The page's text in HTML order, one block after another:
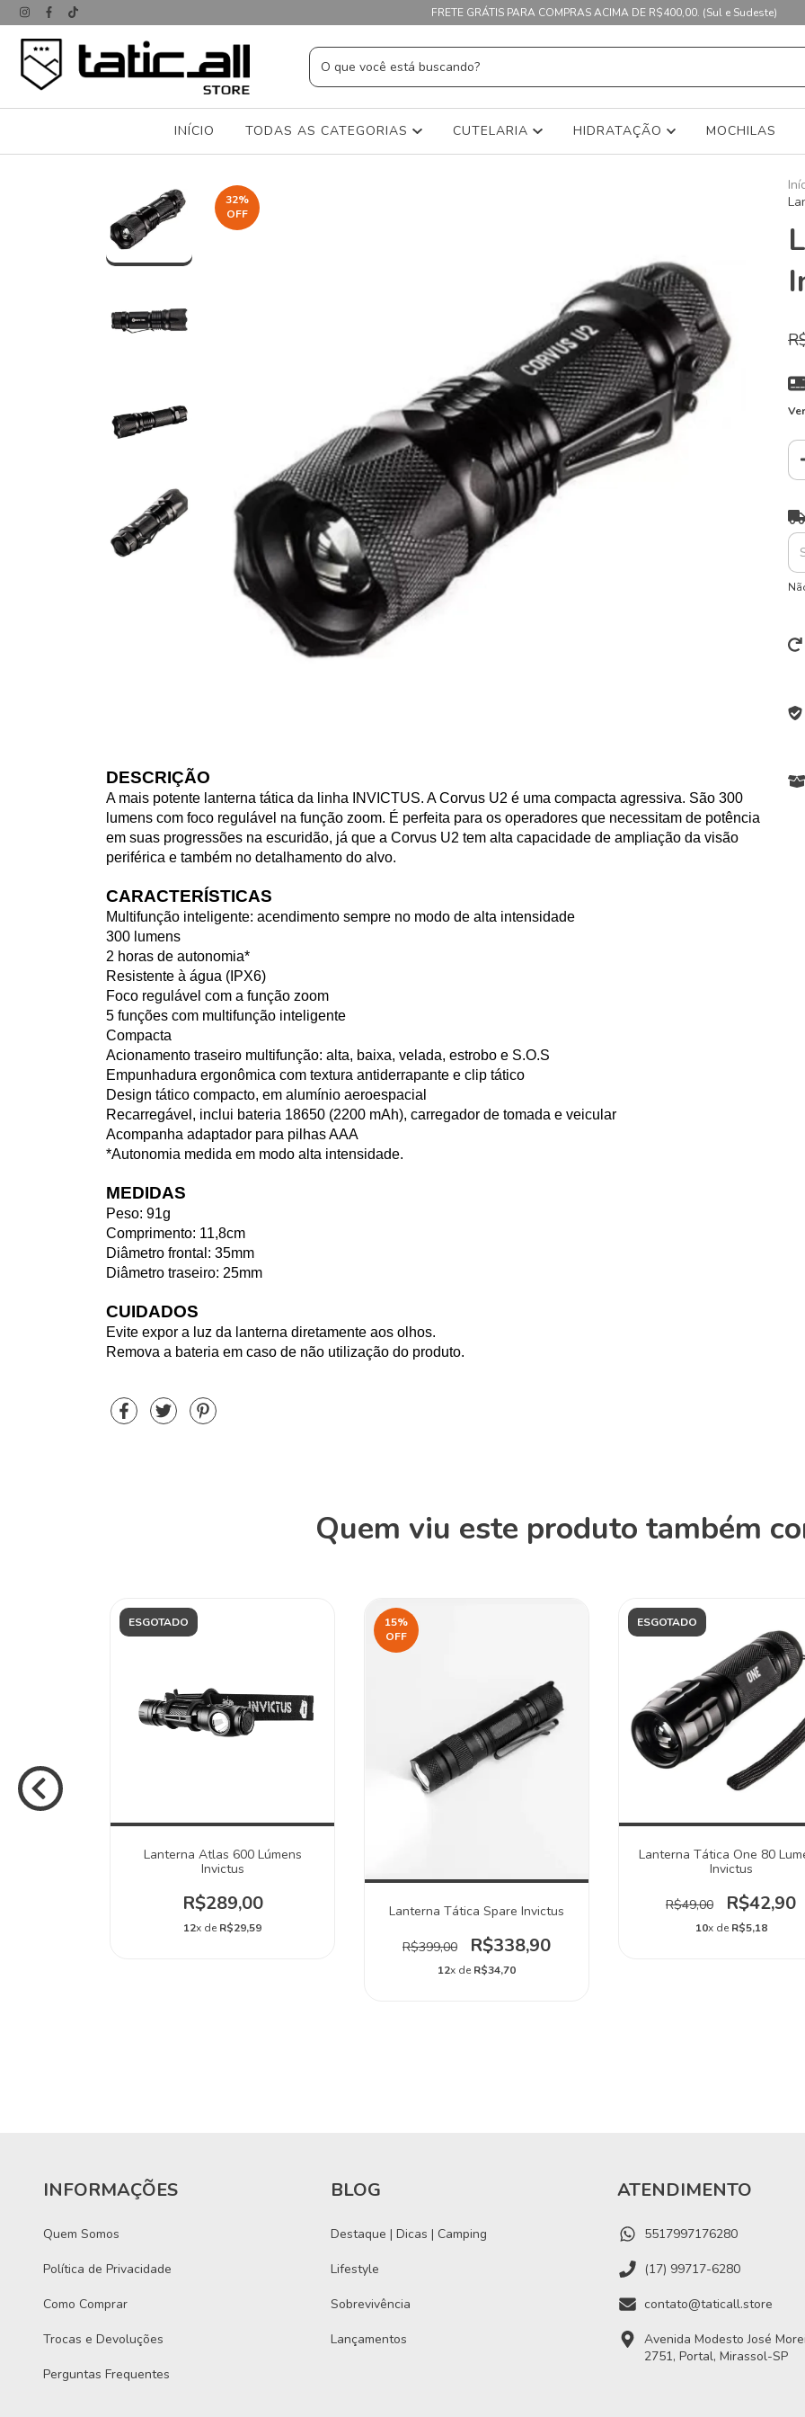
FRETE GRÁTIS PARA COMPRAS ACIMA DE R$400,00. (Sul e Sudeste)
INÍCIO TODAS AS CATEGORIAS CUTELARIA HIDRATAÇÃO MOCHILAS
32%
OFF
DESCRIÇÃO
A mais potente lanterna tática da linha INVICTUS. A Corvus U2 é uma compacta agressiva. São 300
lumens com foco regulável na função zoom. É perfeita para os operadores que necessitam de potência
em suas progressões na escuridão, já que a Corvus U2 tem alta capacidade de ampliação da visão
periférica e também no detalhamento do alvo.
CARACTERÍSTICAS
Multifunção inteligente: acendimento sempre no modo de alta intensidade
300 lumens
2 horas de autonomia*
Resistente à água (IPX6)
Foco regulável com a função zoom
5 funções com multifunção inteligente
Compacta
Acionamento traseiro multifunção: alta, baixa, velada, estrobo e S.O.S
Empunhadura ergonômica com textura antiderrapante e clip tático
Design tático compacto, em alumínio aeroespacial
Recarregável, inclui bateria 18650 (2200 mAh), carregador de tomada e veicular
Acompanha adaptador para pilhas AAA
*Autonomia medida em modo alta intensidade.
MEDIDAS
Peso: 91g
Comprimento: 11,8cm
Diâmetro frontal: 35mm
Diâmetro traseiro: 25mm
CUIDADOS
Evite expor a luz da lanterna diretamente aos olhos.
Remova a bateria em caso de não utilização do produto.
Quem viu este produto também
ESGOTADO
Lanterna Atlas 600 Lúmens
Invictus
R$289,00
12x de R$29,59
15%
OFF
Lanterna Tática Spare Invictus
R$399,00 R$338,90
12x de R$34,70
ESGOTADO
Lanterna Tática One 80
Invictus
R$49,00 R$42,90
10x de R$5,18
INFORMAÇÕES
Quem Somos
Política de Privacidade
Como Comprar
Trocas e Devoluções
Perguntas Frequentes
BLOG
Destaque | Dicas | Camping
Lifestyle
Sobrevivência
Lançamentos
ATENDIMENTO
5517997176280
(17) 99717-6280
contato@taticall.store
Avenida Modesto José
2751, Portal, Mirassol-SP